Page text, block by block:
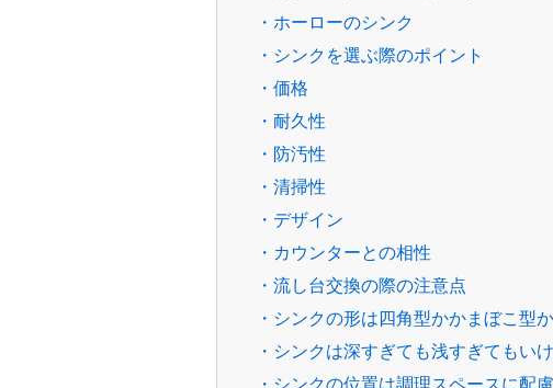
・ホーローのシンク
・シンクを選ぶ際のポイント
・価格
・耐久性
・防汚性
・清掃性
・デザイン
・カウンターとの相性
・流し台交換の際の注意点
・シンクの形は四角型かかまぼこ型か
・シンクは深すぎても浅すぎてもい
・シンクの位置は調理スペースに配